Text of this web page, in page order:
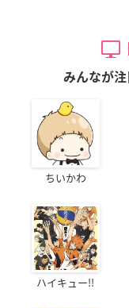
みんなが
ちいかわ
ハイキュー!!